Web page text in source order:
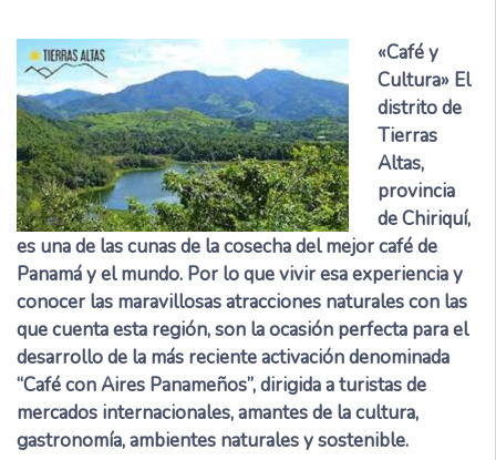
«Café y
Cultura» El
distrito de
Tierras
Altas,
provincia
de Chiriquí,
es una de las cunas de la cosecha del mejor café de
Panamá y el mundo. Por lo que vivir esa experiencia y
conocer las maravillosas atracciones naturales con las
que cuenta esta región, son la ocasión perfecta para el
desarrollo de la más reciente activación denominada
“Café con Aires Panameños”, dirigida a turistas de
mercados internacionales, amantes de la cultura,
gastronomía, ambientes naturales y sostenible.